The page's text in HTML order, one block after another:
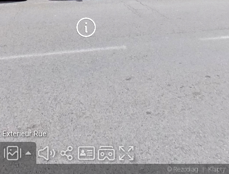
© Rezodiag | Klapty
Exterieur Rue